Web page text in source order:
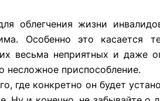
облегчения жизни
Особенно это касается
весьма неприятных и даже
несложное приспособление.
где конкретно он будет